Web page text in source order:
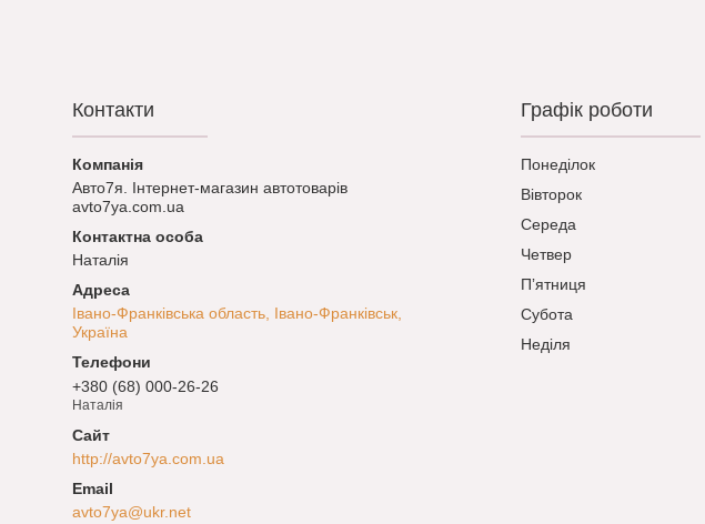
Контакти
Авто7я. Інтернет-магазин автотоварів
avto7ya.com.ua
Наталія
Івано-Франківська область, Івано-Франківськ,
Україна
+380 (68) 000-26-26
Наталія
http://avto7ya.com.ua
avto7ya@ukr.net
Графік роботи
Понеділок
Вівторок
Середа
Четвер
Пʼятниця
Субота
Неділя